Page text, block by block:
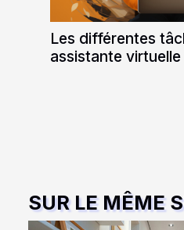
Les différentes
assistante virtuelle
SUR LE MÊME